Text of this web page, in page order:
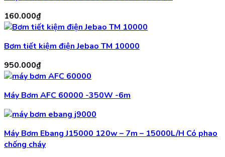
160.000₫
Bơm tiết kiệm điện Jebao TM 10000
950.000₫
Máy Bơm AFC 60000 -350W -6m
Máy Bơm Ebang J15000 120w – 7m – 15000L/H Có phao
chống cháy